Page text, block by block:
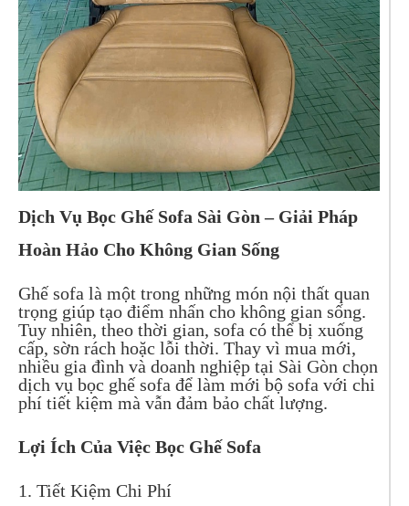
Dịch Vụ Bọc Ghế Sofa Sài Gòn – Giải Pháp
Hoàn Hảo Cho Không Gian Sống
Ghế sofa là một trong những món nội thất quan
trọng giúp tạo điểm nhấn cho không gian sống.
Tuy nhiên, theo thời gian, sofa có thể bị xuống
cấp, sờn rách hoặc lỗi thời. Thay vì mua mới,
nhiều gia đình và doanh nghiệp tại Sài Gòn chọn
dịch vụ bọc ghế sofa để làm mới bộ sofa với chi
phí tiết kiệm mà vẫn đảm bảo chất lượng.
Lợi Ích Của Việc Bọc Ghế Sofa
1. Tiết Kiệm Chi Phí